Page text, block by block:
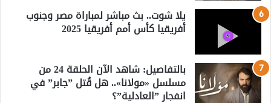
يلا شوت.. بث مباشر لمباراة مصر وجنوب
أفريقيا كأس أمم أفريقيا 2025
بالتفاصيل: شاهد الآن الحلقة 24 من
مسلسل «مولانا».. هل قُتل ”جابر” في
انفجار ”العادلية”؟